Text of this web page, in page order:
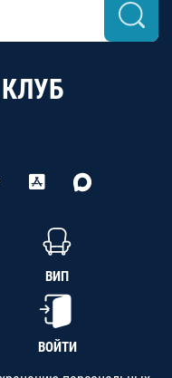
ВИП
ВОЙТИ